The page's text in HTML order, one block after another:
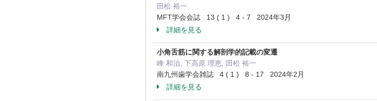
田松 裕一
MFT学会会誌 13 ( 1 ) 4 - 7 2024年3月
詳細を見る
小角舌筋に関する解剖学的記載の変遷
峰 和治, 下高原 理恵, 田松 裕一
南九州歯学会雑誌 4 ( 1 ) 8 - 17 2024年2月
詳細を見る